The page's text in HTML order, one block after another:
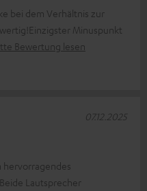
bei dem Verhältnis zur
Minuspunkt
Bewertung lesen
hervorragendes
Lautsprecher
07.12.2025